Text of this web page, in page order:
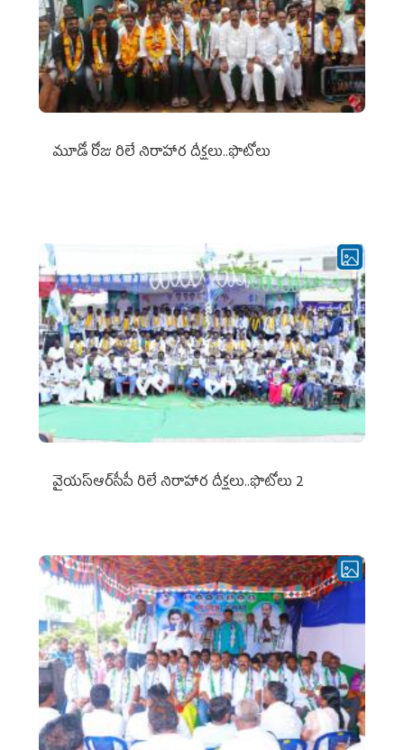
మూడో రోజు రిలే నిరాహార దీక్షలు..ఫొటోలు
వైయ‌స్ఆర్‌సీపీ రిలే నిరాహార దీక్షలు..ఫొటోలు 2